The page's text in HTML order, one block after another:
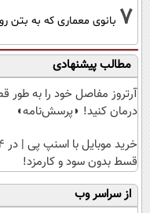
7 بانوی معماری که به بتن
مطالب پیشنهادی
آرتروز مفاصل خود را به طور
درمان کنید! ◗پرسش‌نامه◖
خرید موبایل
قسط بدون سود و کارمزد!
از سراسر وب